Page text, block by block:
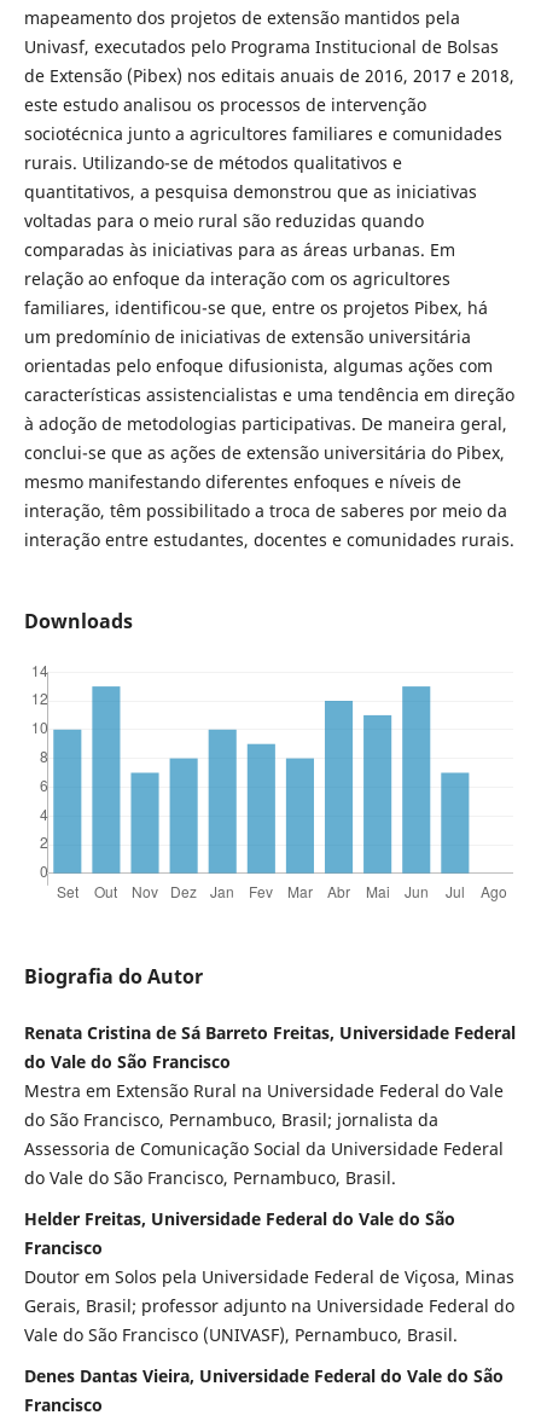
mapeamento dos projetos de extensão mantidos pela
Univasf, executados pelo Programa Institucional de Bolsas
de Extensão (Pibex) nos editais anuais de 2016, 2017 e 2018,
este estudo analisou os processos de intervenção
sociotécnica junto a agricultores familiares e comunidades
rurais. Utilizando-se de métodos qualitativos e
quantitativos, a pesquisa demonstrou que as iniciativas
voltadas para o meio rural são reduzidas quando
comparadas às iniciativas para as áreas urbanas. Em
relação ao enfoque da interação com os agricultores
familiares, identificou-se que, entre os projetos Pibex, há
um predomínio de iniciativas de extensão universitária
orientadas pelo enfoque difusionista, algumas ações com
características assistencialistas e uma tendência em direção
à adoção de metodologias participativas. De maneira geral,
conclui-se que as ações de extensão universitária do Pibex,
mesmo manifestando diferentes enfoques e níveis de
interação, têm possibilitado a troca de saberes por meio da
interação entre estudantes, docentes e comunidades rurais.
Downloads
Biografia do Autor
Renata Cristina de Sá Barreto Freitas, Universidade Federal
do Vale do São Francisco
Mestra em Extensão Rural na Universidade Federal do Vale
do São Francisco, Pernambuco, Brasil; jornalista da
Assessoria de Comunicação Social da Universidade Federal
do Vale do São Francisco, Pernambuco, Brasil.
Helder Freitas, Universidade Federal do Vale do São
Francisco
Doutor em Solos pela Universidade Federal de Viçosa, Minas
Gerais, Brasil; professor adjunto na Universidade Federal do
Vale do São Francisco (UNIVASF), Pernambuco, Brasil.
Denes Dantas Vieira, Universidade Federal do Vale do São
Francisco